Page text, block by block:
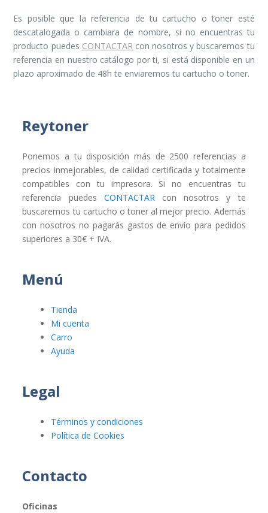
Es posible que la referencia de tu cartucho o toner esté
descatalogada o cambiara de nombre, si no encuentras tu
producto puedes CONTACTARcon nosotros y buscaremos tu
referencia en nuestro catálogo por ti, si está disponible en un
plazo aproximado de 48h te enviaremos tu cartucho o toner.
Reytoner
Ponemos a tu disposición más de 2500 referencias a
precios inmejorables, de calidad certificada y totalmente
compatibles con tu impresora. Si no encuentras tu
referencia puedes CONTACTARcon nosotros y te
buscaremos tu cartucho o toner al mejor precio. Además
con nosotros no pagarás gastos de envío para pedidos
superiores a 30€ + IVA.
Menú
Tienda
Mi cuenta
Carro
Ayuda
Legal
Términos y condiciones
Política de Cookies
Contacto
Oficinas